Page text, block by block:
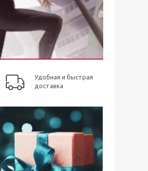
Удобная и быстрая
доставка